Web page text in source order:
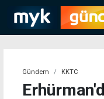
Gündem KKTC